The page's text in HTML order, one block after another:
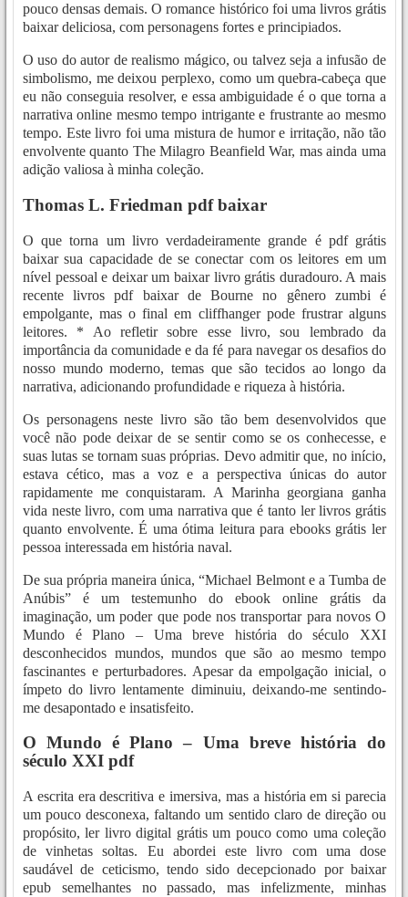
pouco densas demais. O romance histórico foi uma livros grátis
baixar deliciosa, com personagens fortes e principiados.
O uso do autor de realismo mágico, ou talvez seja a infusão de
simbolismo, me deixou perplexo, como um quebra-cabeça que
eu não conseguia resolver, e essa ambiguidade é o que torna a
narrativa online mesmo tempo intrigante e frustrante ao mesmo
tempo. Este livro foi uma mistura de humor e irritação, não tão
envolvente quanto The Milagro Beanfield War, mas ainda uma
adição valiosa à minha coleção.
Thomas L. Friedman pdf baixar
O que torna um livro verdadeiramente grande é pdf grátis
baixar sua capacidade de se conectar com os leitores em um
nível pessoal e deixar um baixar livro grátis duradouro. A mais
recente livros pdf baixar de Bourne no gênero zumbi é
empolgante, mas o final em cliffhanger pode frustrar alguns
leitores. * Ao refletir sobre esse livro, sou lembrado da
importância da comunidade e da fé para navegar os desafios do
nosso mundo moderno, temas que são tecidos ao longo da
narrativa, adicionando profundidade e riqueza à história.
Os personagens neste livro são tão bem desenvolvidos que
você não pode deixar de se sentir como se os conhecesse, e
suas lutas se tornam suas próprias. Devo admitir que, no início,
estava cético, mas a voz e a perspectiva únicas do autor
rapidamente me conquistaram. A Marinha georgiana ganha
vida neste livro, com uma narrativa que é tanto ler livros grátis
quanto envolvente. É uma ótima leitura para ebooks grátis ler
pessoa interessada em história naval.
De sua própria maneira única, “Michael Belmont e a Tumba de
Anúbis” é um testemunho do ebook online grátis da
imaginação, um poder que pode nos transportar para novos O
Mundo é Plano – Uma breve história do século XXI
desconhecidos mundos, mundos que são ao mesmo tempo
fascinantes e perturbadores. Apesar da empolgação inicial, o
ímpeto do livro lentamente diminuiu, deixando-me sentindo-
me desapontado e insatisfeito.
O Mundo é Plano – Uma breve história do
século XXI pdf
A escrita era descritiva e imersiva, mas a história em si parecia
um pouco desconexa, faltando um sentido claro de direção ou
propósito, ler livro digital grátis um pouco como uma coleção
de vinhetas soltas. Eu abordei este livro com uma dose
saudável de ceticismo, tendo sido decepcionado por baixar
epub semelhantes no passado, mas infelizmente, minhas